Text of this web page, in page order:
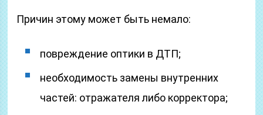
Причин этому может быть немало:
повреждение оптики в ДТП;
необходимость замены внутренних
частей: отражателя либо корректора;